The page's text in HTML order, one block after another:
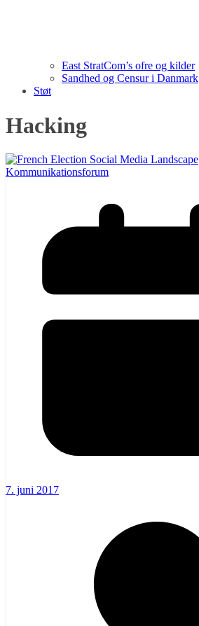
East StratCom’s ofre og kilder
Sandhed og Censur i Danmark
Støt
Hacking
Kommunikationsforum
7. juni 2017